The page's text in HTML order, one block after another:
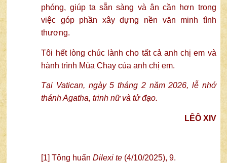
phóng, giúp ta sẵn sàng và ân cần hơn trong
việc góp phần xây dựng nền văn minh tình
thương.
Tôi hết lòng chúc lành cho tất cả anh chị em và
hành trình Mùa Chay của anh chị em.
Tại Vatican, ngày 5 tháng 2 năm 2026, lễ nhớ
thánh Agatha, trinh nữ và tử đạo.
LÊÔ XIV
[1] Tông huấnDilexi te (4/10/2025), 9.